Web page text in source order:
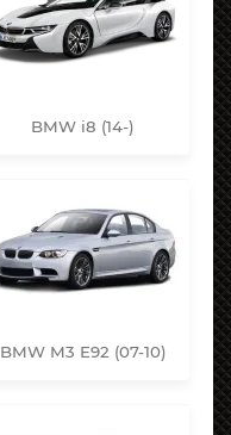
BMW i8 (14-)
BMW M3 E92 (07-10)